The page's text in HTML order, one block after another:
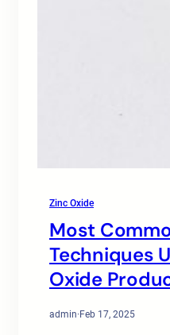
Zinc Oxide
Most
Techniques
Oxide
admin·Feb 17, 2025